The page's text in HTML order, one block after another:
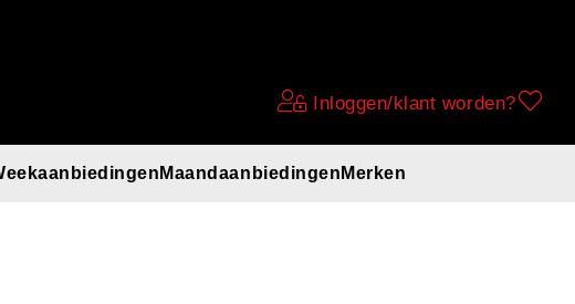
Inloggen/klant worden?
Maandaanbiedingen Merken